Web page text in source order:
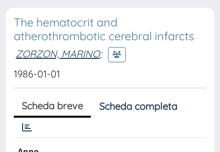
The hematocrit and
atherothrombotic cerebral infarcts
ZORZON, MARINO;
1986-01-01
Scheda breve Scheda completa